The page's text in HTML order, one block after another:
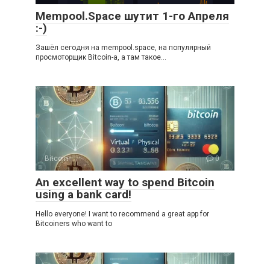
Mempool.Space шутит 1-го Апреля
:-)
Зашёл сегодня на mempool.space, на популярный
просмоторщик Bitcoin-а, а там такое…
Bitcoin 0
An excellent way to spend Bitcoin
using a bank card!
Hello everyone! I want to recommend a great app for
Bitcoiners who want to